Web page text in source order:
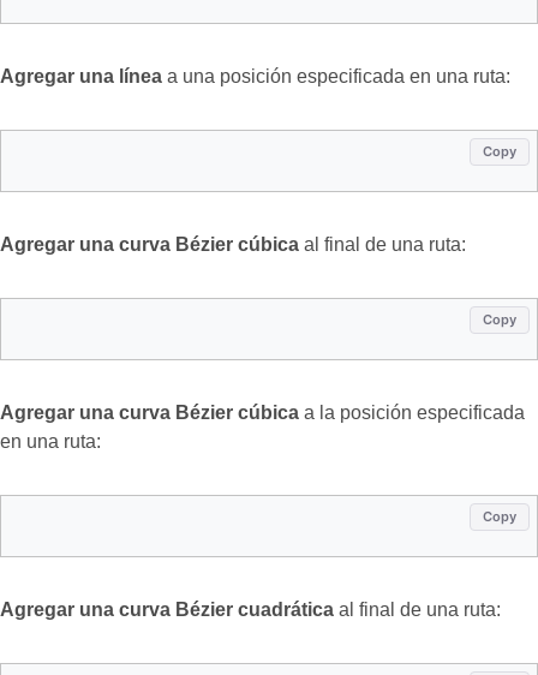
Agregar una línea a una posición especificada en una ruta:
Copy
Agregar una curva Bézier cúbica al final de una ruta:
Copy
Agregar una curva Bézier cúbica a la posición especificada
en una ruta:
Copy
Agregar una curva Bézier cuadrática al final de una ruta: